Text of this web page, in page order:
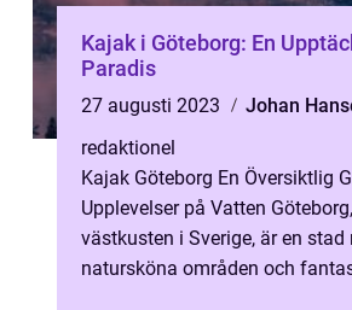
Kajak i Göteborg: En
Paradis
27 augusti 2023
Johan
redaktionel
Kajak Göteborg En Översiktlig
Upplevelser på Vatten
västkusten i Sverige, är en stad
natursköna områden och